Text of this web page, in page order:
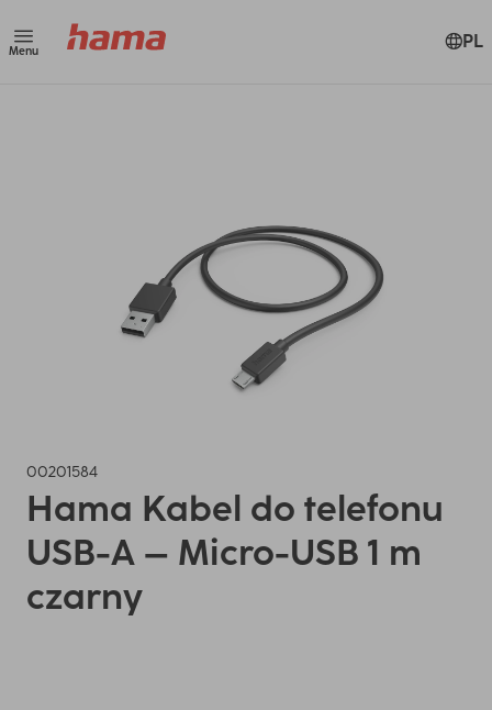
Menu PL
00201584
Hama Kabel do telefonu
USB-A – Micro-USB 1 m
czarny